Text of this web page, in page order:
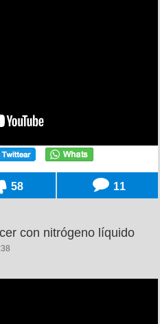
58 11
con nitrógeno líquido